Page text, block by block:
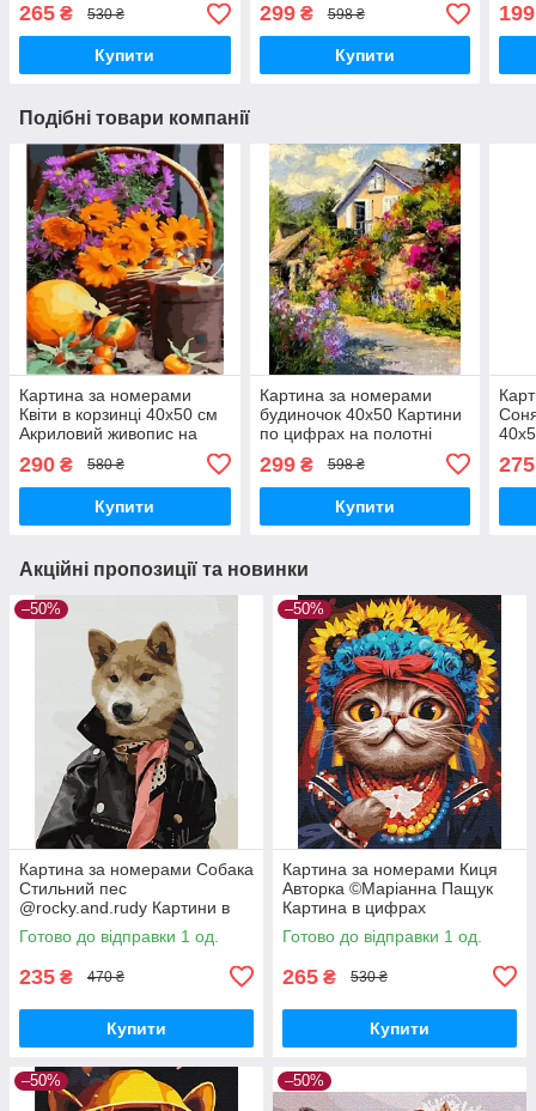
40х50 Brushme BS52241
265 ₴ 530 ₴
Купити
цифрами 40х50 Brushme
BS8999
299₴ 598 ₴
Купити
199
Подібні товари компанії
Картина за номерами
Квіти в корзинці 40х50 см
Акриловий живопис на
натюрморт Rainbow Art
GX44980
290 ₴ 580 ₴
Купити
Картина за номерами
будиночок 40х50 Картини
по цифрах на полотні
Розпис за номерами
Rainbow Art GX34347
299₴ 598 ₴
Купити
275
Акційні пропозиції та новинки
–50%
Картина за номерами Собака
Стильний пес
@rocky.and.rudy Картини в
цифрах на полотні фарбами
з номерами 40*50см
Готово до відправки 1 од.
235 ₴ 470 ₴
Купити
–50%
Картина за номерами Киця
Авторка ©Маріанна Пащук
Картина в цифрах
Розмальовка Патріотична
40х50 см BrushMe BS53310
Готово до відправки 1 од.
265 ₴ 530 ₴
Купити
–50% –50%